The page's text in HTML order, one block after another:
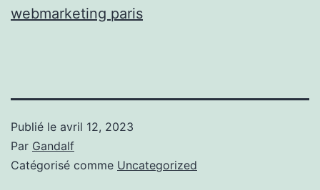
webmarketing paris
Publié le avril 12, 2023
Par Gandalf
Catégorisé comme Uncategorized